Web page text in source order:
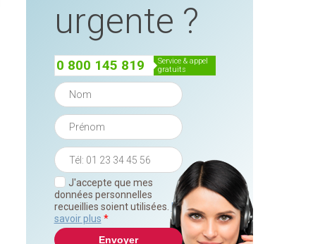
urgente ?
0 800 145 819
service & appel
gratuits
J'accepte que mes
données personnelles
recueillies soient utilisées. En
savoir plus *